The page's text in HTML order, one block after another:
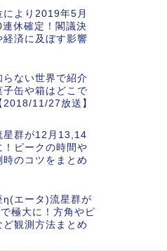
により2019年5月
休確定！閣議決
経済に及ぼす影響
らない世界で紹介
子缶や箱はどこで
2018/11/27放送】
星群が12月13,14
！ピークの時間や
時のコツをまとめ
η(エータ)流星群が
極大に！方角やピ
ど観測方法まとめ